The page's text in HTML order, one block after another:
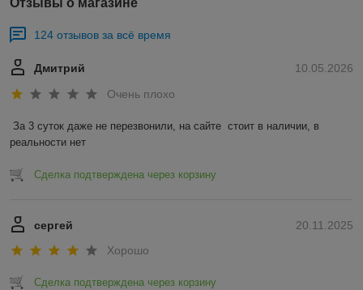
Отзывы о магазине
124 отзывов за всё время
10.05.2026
Дмитрий
Очень плохо
За 3 суток даже не перезвонили, на сайте  стоит в наличии, в
реальности нет
Сделка подтверждена через корзину
20.11.2025
сергей
Хорошо
Сделка подтверждена через корзину